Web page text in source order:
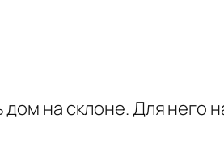
на склоне. Для него